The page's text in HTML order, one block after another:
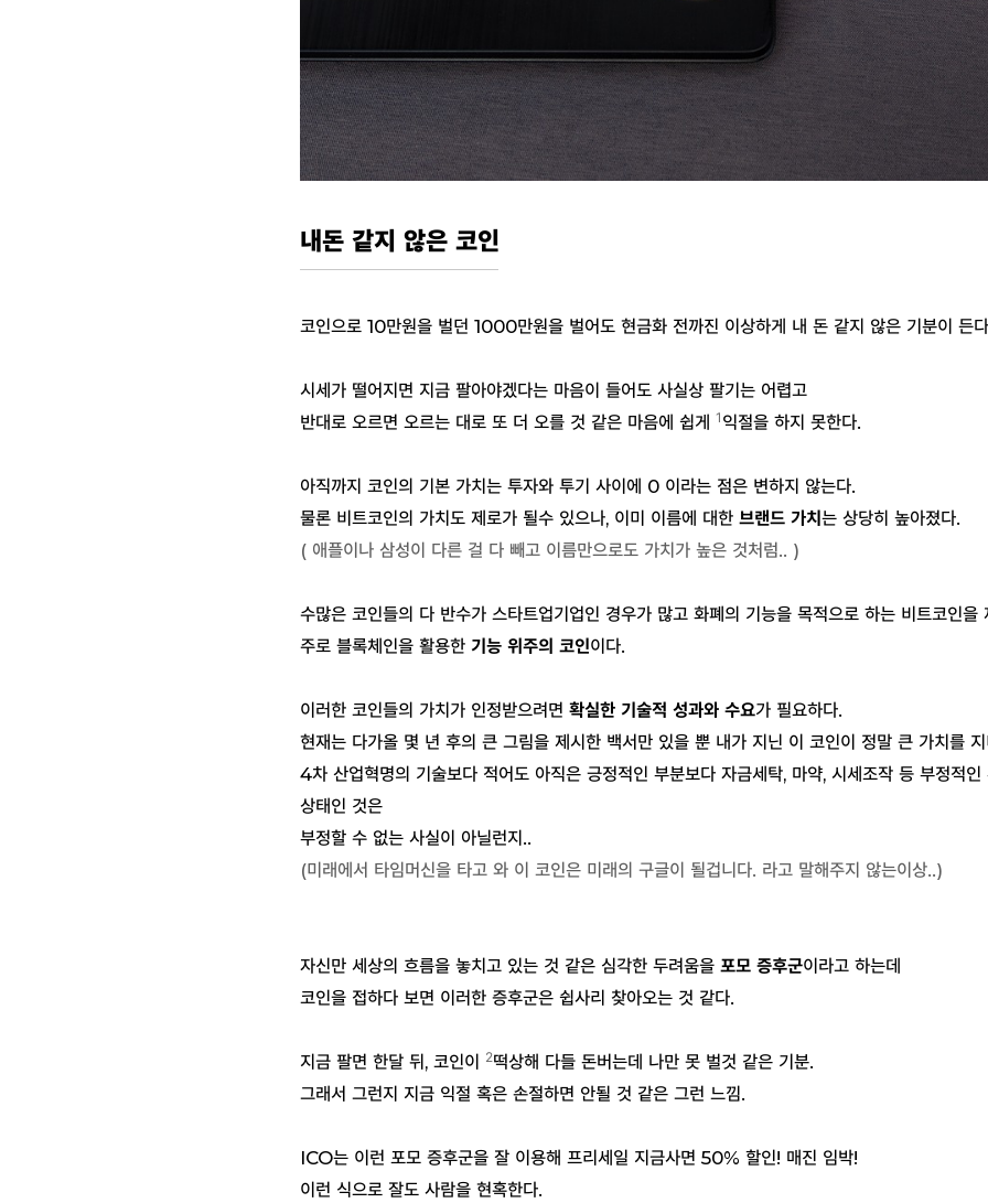
내돈 같지 않은 코인
코인으로 10만원을 벌던 1000만원을 벌어도 현금화 전까진 이상하게 내 돈 같지 않은 기분이 든
시세가 떨어지면 지금 팔아야겠다는 마음이 들어도 사실상 팔기는 어렵고
반대로 오르면 오르는 대로 또 더 오를 것 같은 마음에 쉽게
1 익절을 하지 못한다.
아직까지 코인의 기본 가치는 투자와 투기 사이에 0 이라는 점은 변하지 않는다.
물론 비트코인의 가치도 제로가 될수 있으나, 이미 이름에 대한 브랜드 가치 는 상당히 높아졌다.
( 애플이나 삼성이 다른 걸 다 빼고 이름만으로도 가치가 높은 것처럼.. )
수많은 코인들의 다 반수가 스타트업기업인 경우가 많고 화폐의 기능을 목적으로 하는 비트코인을
주로 블록체인을 활용한 기능 위주의 코인이다.
이러한 코인들의 가치가 인정받으려면 확실한 기술적 성과와 수요가 필요하다.
현재는 다가올 몇 년 후의 큰 그림을 제시한 백서만 있을 뿐 내가 지닌 이 코인이 정말 큰 가치를
4차 산업혁명의 기술보다 적어도 아직은 긍정적인 부분보다 자금세탁, 마약, 시세조작 등 부정적
상태인 것은
부정할 수 없는 사실이 아닐런지..
(미래에서 타임머신을 타고 와 이 코인은 미래의 구글이 될겁니다. 라고 말해주지 않는이상..)
자신만 세상의 흐름을 놓치고 있는 것 같은 심각한 두려움을 포모 증후군이라고 하는데
코인을 접하다 보면 이러한 증후군은 쉽사리 찾아오는 것 같다.
지금 팔면 한달 뒤, 코인이 2떡상해 다들 돈버는데 나만 못 벌것 같은 기분.
그래서 그런지 지금 익절 혹은 손절하면 안될 것 같은 그런 느낌.
ICO는 이런 포모 증후군을 잘 이용해 프리세일 지금사면 50% 할인! 매진 임박!
이런 식으로 잘도 사람을 현혹한다.